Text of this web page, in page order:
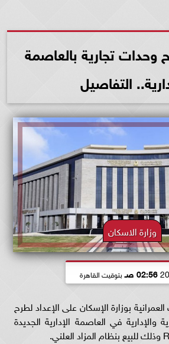
وحدات تجارية بالعاصمة
التفاصيل
وزارة الاسكان
02:56 صـ بتوقيت القاهرة
بوزارة الإسكان على الإعداد لطرح
في العاصمة الإدارية الجديدة